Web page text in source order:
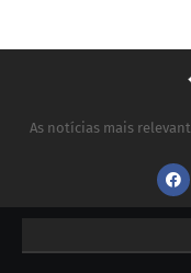
As notícias mais